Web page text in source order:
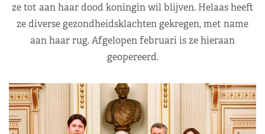
ze tot aan haar dood koningin wil blijven. Helaas heeft
ze diverse gezondheidsklachten gekregen, met name
aan haar rug. Afgelopen februari is ze hieraan
geopereerd.